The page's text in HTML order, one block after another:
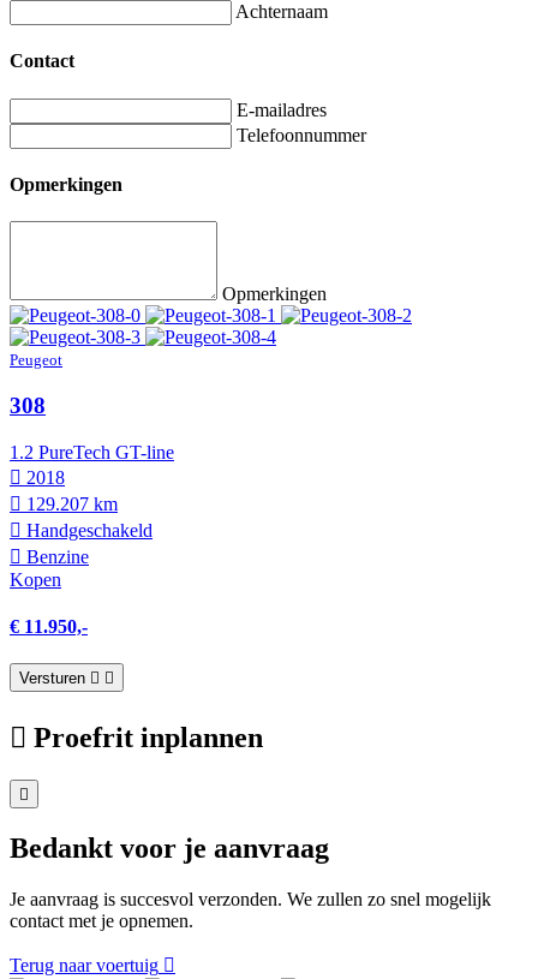
Achternaam
Contact
E-mailadres
Telefoonnummer
Opmerkingen
Opmerkingen
Peugeot
308
1.2 PureTech GT-line
2018
129.207 km
Hand­geschakeld
Benzine
Kopen
€ 11.950,-
Versturen
Proefrit inplannen
Bedankt voor je aanvraag
Je aanvraag is succesvol verzonden. We zullen zo snel mogelijk
contact met je opnemen.
Terug naar voertuig